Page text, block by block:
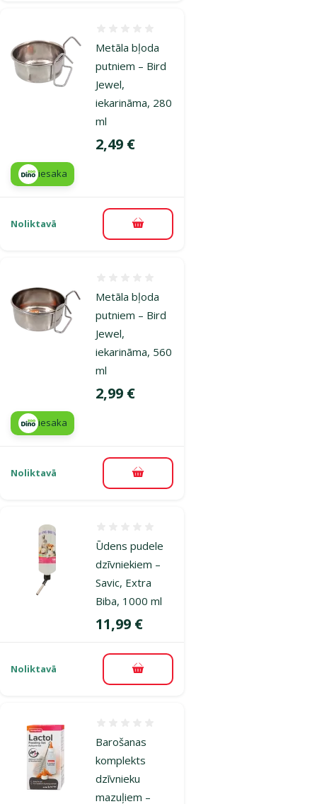
Metāla bļoda
putniem – Bird
Jewel,
iekarināma, 280
ml
Cena
2,49 €
iesaka
Noliktavā Pievienot grozam
Metāla bļoda
putniem – Bird
Jewel,
iekarināma, 560
ml
Cena
2,99 €
iesaka
Noliktavā Pievienot grozam
Ūdens pudele
dzīvniekiem –
Savic, Extra
Biba, 1000 ml
Cena
11,99 €
Noliktavā Pievienot grozam
Barošanas
komplekts
dzīvnieku
mazuļiem –